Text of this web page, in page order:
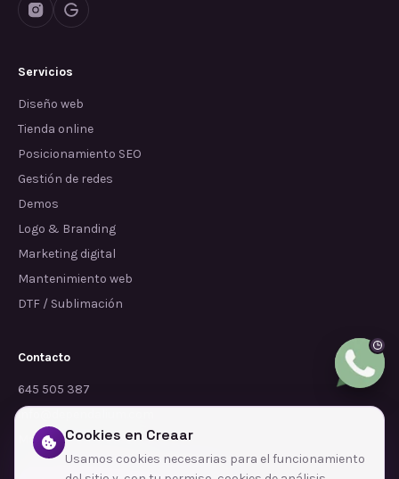
Servicios
Diseño web
Tienda online
Posicionamiento SEO
Gestión de redes
Demos
Logo & Branding
Marketing digital
Mantenimiento web
DTF / Sublimación
Contacto
645 505 387
info@dependalium.com
Mataró (Barcelona)
Cookies en Creaar
Usamos cookies necesarias para el funcionamiento